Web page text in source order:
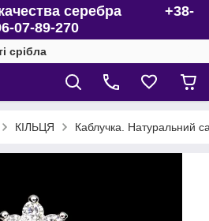
качества серебра +38-
07-89-270
срібла
КІЛЬЦЯ Каблучка. Натуральний